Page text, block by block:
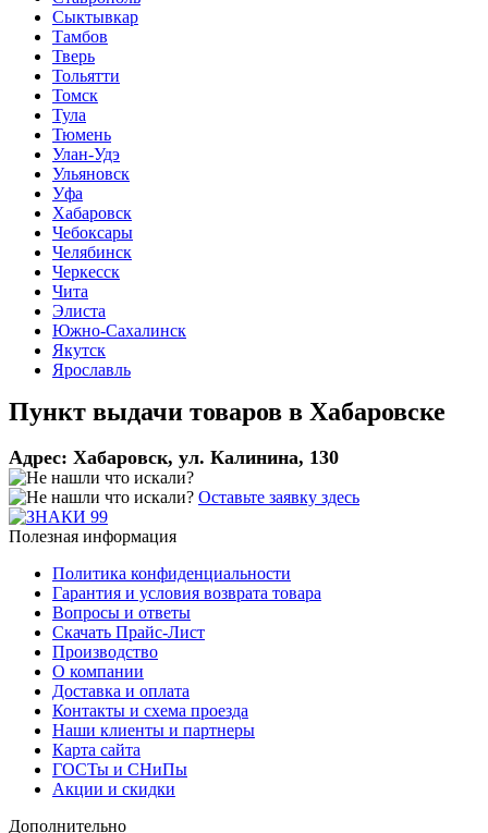
Сыктывкар
Тамбов
Тверь
Тольятти
Томск
Тула
Тюмень
Улан-Удэ
Ульяновск
Уфа
Хабаровск
Чебоксары
Челябинск
Черкесск
Чита
Элиста
Южно-Сахалинск
Якутск
Ярославль
Пункт выдачи товаров в Хабаровске
Адрес: Хабаровск, ул. Калинина, 130
Оставьте заявку здесь
Полезная информация
Политика конфиденциальности
Гарантия и условия возврата товара
Вопросы и ответы
Скачать Прайс-Лист
Производство
О компании
Доставка и оплата
Контакты и схема проезда
Наши клиенты и партнеры
Карта сайта
ГОСТы и СНиПы
Акции и скидки
Дополнительно